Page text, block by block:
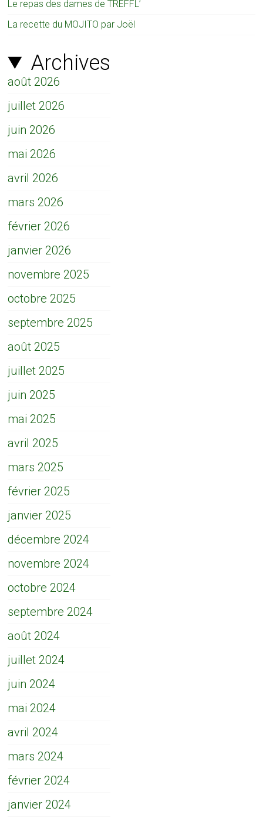
Le repas des dames de TREFFL’
La recette du MOJITO par Joël
Archives
août 2026
juillet 2026
juin 2026
mai 2026
avril 2026
mars 2026
février 2026
janvier 2026
novembre 2025
octobre 2025
septembre 2025
août 2025
juillet 2025
juin 2025
mai 2025
avril 2025
mars 2025
février 2025
janvier 2025
décembre 2024
novembre 2024
octobre 2024
septembre 2024
août 2024
juillet 2024
juin 2024
mai 2024
avril 2024
mars 2024
février 2024
janvier 2024